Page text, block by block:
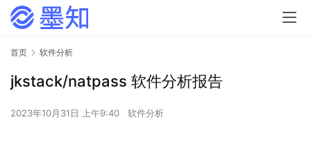
首页 软件分析
jkstack/natpass 软件分析报告
2023年10月31日 上午9:40 软件分析